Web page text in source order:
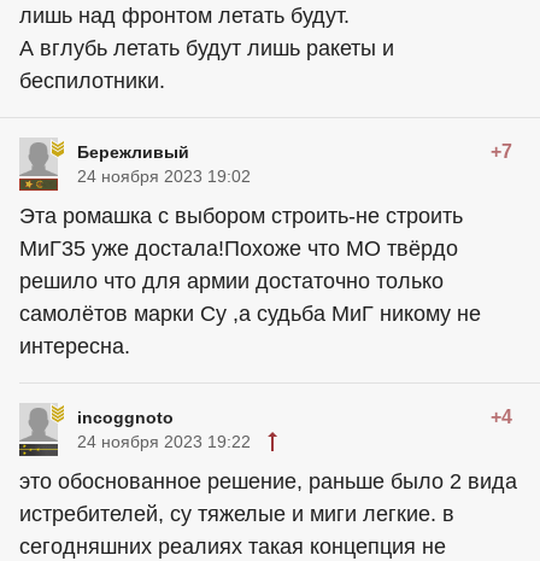
лишь над фронтом летать будут.
А вглубь летать будут лишь ракеты и
беспилотники.
Бережливый +7
24 ноября 2023 19:02
Эта ромашка с выбором строить-не строить
МиГ35 уже достала!Похоже что МО твёрдо
решило что для армии достаточно только
самолётов марки Су ,а судьба МиГ никому не
интересна.
incoggnoto +4
24 ноября 2023 19:22
это обоснованное решение, раньше было 2 вида
истребителей, су тяжелые и миги легкие. в
сегодняшних реалиях такая концепция не